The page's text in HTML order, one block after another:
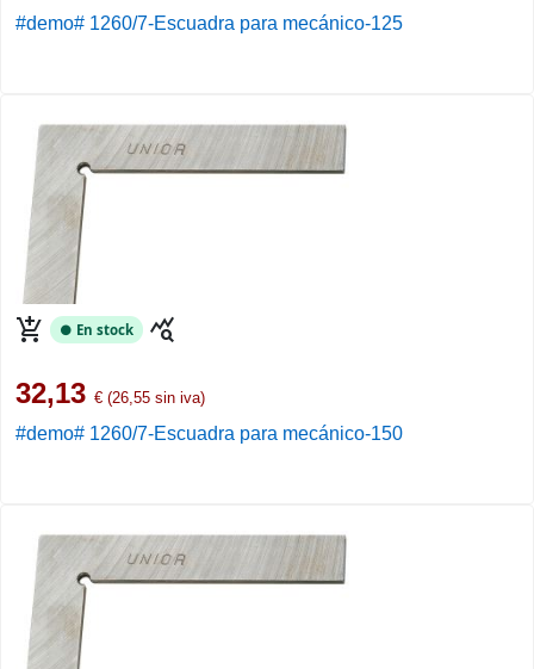
#demo# 1260/7-Escuadra para mecánico-125
add_shopping_cart ● En stock query_stats
32,13 € (26,55 sin iva)
#demo# 1260/7-Escuadra para mecánico-150